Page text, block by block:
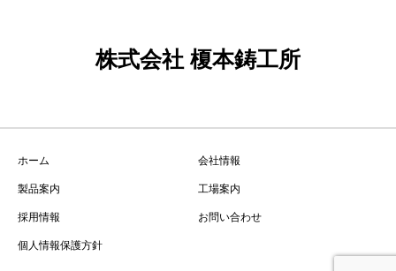
株式会社 榎本鋳工所
ホーム
会社情報
製品案内
工場案内
採用情報
お問い合わせ
個人情報保護方針